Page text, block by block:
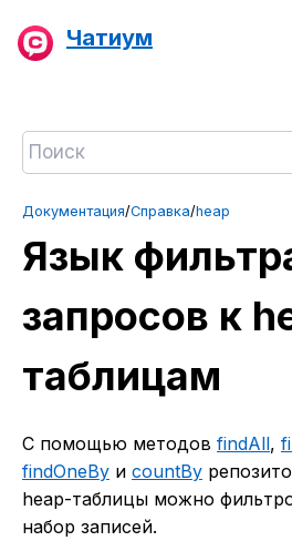
Чатиум
Документация/Справка/heap
Язык
запросов к
таблицам
С помощью методов findAll,
findOneBy и countBy
heap-таблицы можно
набор записей.